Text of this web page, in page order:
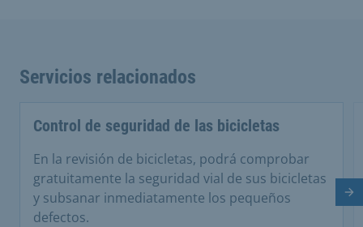
Servicios relacionados
Control de seguridad de las bicicletas
En la revisión de bicicletas, podrá comprobar
gratuitamente la seguridad vial de sus bicicletas
y subsanar inmediatamente los pequeños
defectos.